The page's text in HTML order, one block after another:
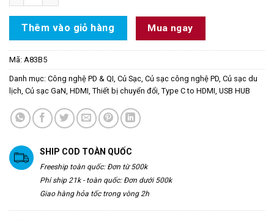
Thêm vào giỏ hàng Mua ngay
Mã: A83B5
Danh mục: Công nghệ PD & QI Củ Sạc Củ sạc công nghệ PD Củ sạc du
lịch Củ sạc GaN HDMI Thiết bị chuyển đổi Type C to HDMI USB HUB
SHIP COD TOÀN QUỐC
Freeship toàn quốc: Đơn từ 500k
Phí ship 21k - toàn quốc: Đơn dưới 500k
Giao hàng hỏa tốc trong vòng 2h